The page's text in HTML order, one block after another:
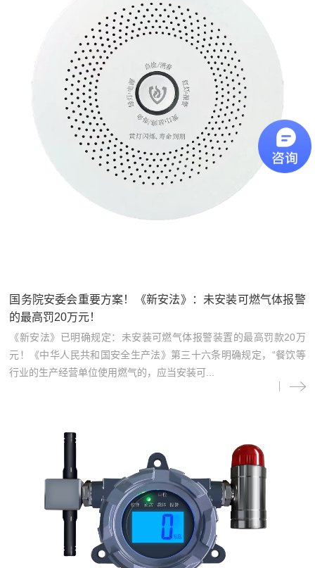
国务院安委会重要方案！《新安法》：未安装可燃气体报警
的最高罚20万元！
《新安法》已明确规定：未安装可燃气体报警装置的最高罚款20万
元！《中华人民共和国安全生产法》第三十六条明确规定，“餐饮等
行业的生产经营单位使用燃气的，应当安装可...